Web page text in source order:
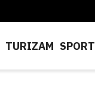
TURIZAM SPORT